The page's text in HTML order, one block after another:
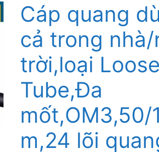
Cáp quang
cả trong
trời,loại Loose
Tube,Đa
mốt,OM3,50/
m,24 lõi